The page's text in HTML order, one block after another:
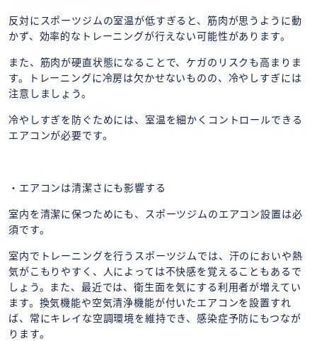
反対にスポーツジムの室温が低すぎると、筋肉が思うように動
かず、効率的なトレーニングが行えない可能性があります。
また、筋肉が硬直状態になることで、ケガのリスクも高まりま
す。トレーニングに冷房は欠かせないものの、冷やしすぎには
注意しましょう。
冷やしすぎを防ぐためには、室温を細かくコントロールできる
エアコンが必要です。
・エアコンは清潔さにも影響する
室内を清潔に保つためにも、スポーツジムのエアコン設置は必
須です。
室内でトレーニングを行うスポーツジムでは、汗のにおいや熱
気がこもりやすく、人によっては不快感を覚えることもあるで
しょう。また、最近では、衛生面を気にする利用者が増えてい
ます。換気機能や空気清浄機能が付いたエアコンを設置すれ
ば、常にキレイな空調環境を維持でき、感染症予防にもつなが
ります。